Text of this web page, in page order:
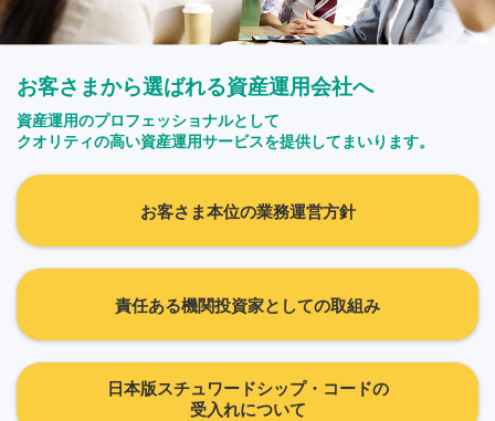
お客さまから選ばれる資産運用会社へ
資産運用のプロフェッショナルとして
クオリティの高い資産運用サービスを提供してまいります。
お客さま本位の業務運営方針
責任ある機関投資家としての取組み
日本版スチュワードシップ・コードの
受入れについて